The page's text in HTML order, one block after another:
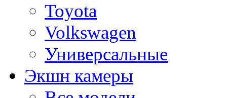
Toyota
Volkswagen
Универсальные
Экшн камеры